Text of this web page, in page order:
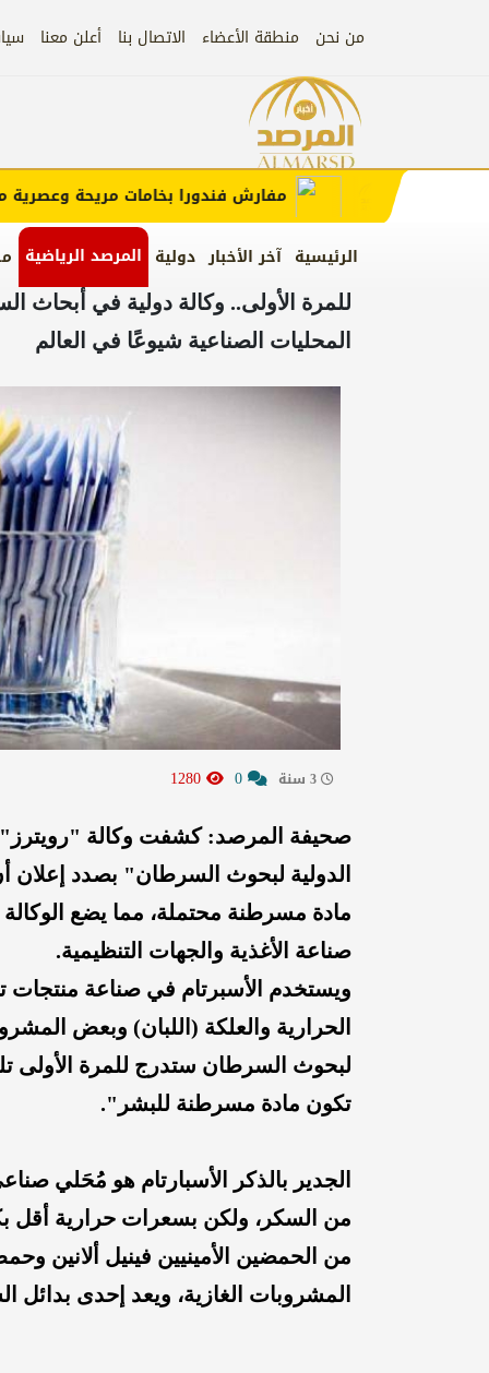
من نحن منطقة الأعضاء الاتصال بنا أعلن معنا
الرئيسية آخر الأخبار دولية المرصد الرياضية
مفارش فندورا بخامات مريحة وعصرية مع
للمرة الأولى.. وكالة دولية في
المحليات الصناعية شيوعًا في العالم
صحيفة المرصد: كشفت وكالة "رويترز"
الدولية لبحوث السرطان" بصدد إعلان
مادة مسرطنة محتملة، مما يضع
صناعة الأغذية والجهات التنظيمية.
ويستخدم الأسبرتام في صناعة منتجات
الحرارية والعلكة (اللبان) وبعض
لبحوث السرطان ستدرج للمرة الأولى
تكون مادة مسرطنة للبشر".
من السكر، ولكن بسعرات حرارية أقل
من الحمضين الأمينيين فينيل ألانين
المشروبات الغازية، ويعد إحدى